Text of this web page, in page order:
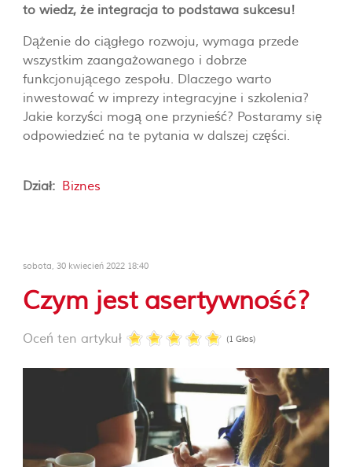
to wiedz, że integracja to podstawa sukcesu!
Dążenie do ciągłego rozwoju, wymaga przede
wszystkim zaangażowanego i dobrze
funkcjonującego zespołu. Dlaczego warto
inwestować w imprezy integracyjne i szkolenia?
Jakie korzyści mogą one przynieść? Postaramy się
odpowiedzieć na te pytania w dalszej części.
Dział: Biznes
sobota, 30 kwiecień 2022 18:40
Czym jest asertywność?
Oceń ten artykuł (1 Głos)